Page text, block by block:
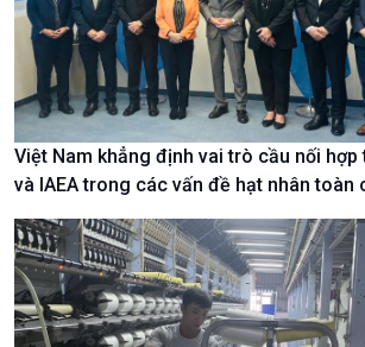
Việt Nam khẳng định vai trò cầu nối hợp
và IAEA trong các vấn đề hạt nhân toàn